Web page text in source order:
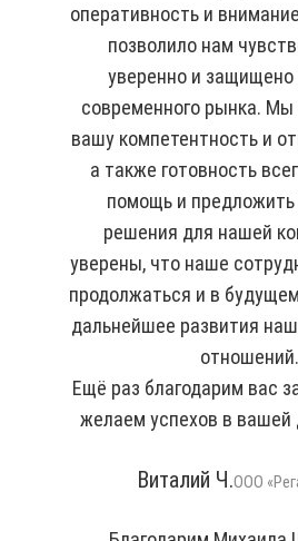
оперативность и
позволило нам
уверенно и защищено
современного рынка.
вашу компетентность и
а также готовность
помощь и
решения для нашей
уверены, что наше
продолжаться и в
дальнейшее развития
отношений.
Ещё раз благодарим вас
желаем успехов в вашей
Виталий Ч.ООО